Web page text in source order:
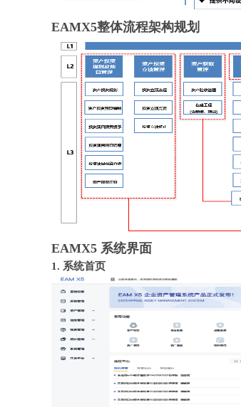
EAMX5整体流程架构规划
EAMX5 系统界面
1. 系统首页